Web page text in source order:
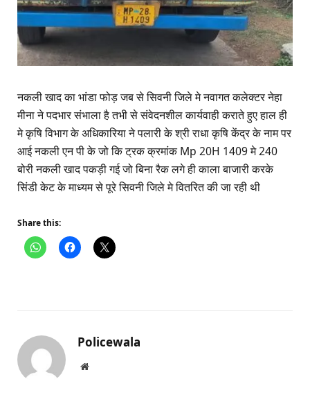
नकली खाद का भांडा फोड़ जब से सिवनी जिले मे नवागत कलेक्टर नेहा
मीना ने पदभार संभाला है तभी से संवेदनशील कार्यवाही कराते हुए हाल ही
मे कृषि विभाग के अधिकारिया ने पलारी के श्री राधा कृषि केंद्र के नाम पर
आई नकली एन पी के जो कि ट्रक क्रमांक Mp 20H 1409 मे 240
बोरी नकली खाद पकड़ी गई जो बिना रैक लगे ही काला बाजारी करके
सिंडी केट के माध्यम से पूरे सिवनी जिले मे वितरित की जा रही थी
Share this:
Policewala
Website